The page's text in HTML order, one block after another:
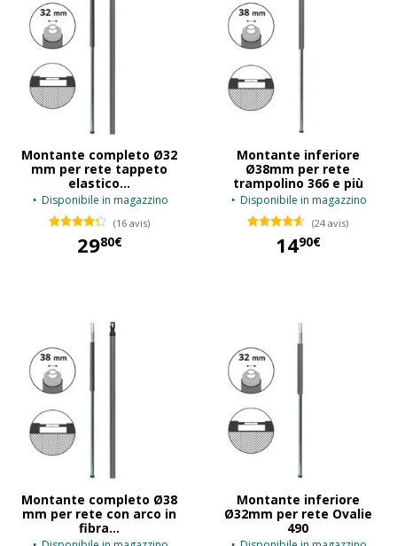
Montante completo Ø32
mm per rete tappeto
elastico...
Disponibile in magazzino
(16 avis)
2980€
Montante inferiore
Ø38mm per rete
trampolino 366 e più
Disponibile in magazzino
(24 avis)
1490€
Montante completo Ø38
mm per rete con arco in
fibra...
Montante inferiore
Ø32mm per rete Ovalie
490